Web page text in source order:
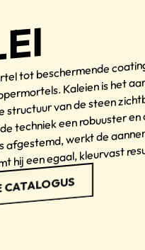
tot beschermende
Kaleien is het
van de steen
een robuuster
werkt de
een egaal, kleurvast